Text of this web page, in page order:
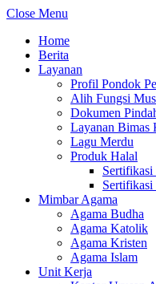
Close Menu
Home
Berita
Layanan
Profil Pondok
Alih Fungsi
Dokumen
Layanan Bimas
Lagu Merdu
Produk Halal
Mimbar Agama
Agama Budha
Agama Katolik
Agama Kristen
Agama Islam
Unit Kerja